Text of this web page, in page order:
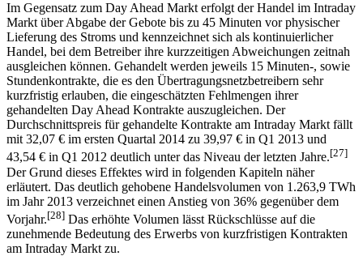
Im Gegensatz zum Day Ahead Markt erfolgt der Handel im Intraday
Markt über Abgabe der Gebote bis zu 45 Minuten vor physischer
Lieferung des Stroms und kennzeichnet sich als kontinuierlicher
Handel, bei dem Betreiber ihre kurzzeitigen Abweichungen zeitnah
ausgleichen können. Gehandelt werden jeweils 15 Minuten-, sowie
Stundenkontrakte, die es den Übertragungsnetzbetreibern sehr
kurzfristig erlauben, die eingeschätzten Fehlmengen ihrer
gehandelten Day Ahead Kontrakte auszugleichen. Der
Durchschnittspreis für gehandelte Kontrakte am Intraday Markt fällt
mit 32,07 € im ersten Quartal 2014 zu 39,97 € in Q1 2013 und
43,54 € in Q1 2012 deutlich unter das Niveau der letzten Jahre.[27]
Der Grund dieses Effektes wird in folgenden Kapiteln näher
erläutert. Das deutlich gehobene Handelsvolumen von 1.263,9 TWh
im Jahr 2013 verzeichnet einen Anstieg von 36% gegenüber dem
Vorjahr.[28] Das erhöhte Volumen lässt Rückschlüsse auf die
zunehmende Bedeutung des Erwerbs von kurzfristigen Kontrakten
am Intraday Markt zu.